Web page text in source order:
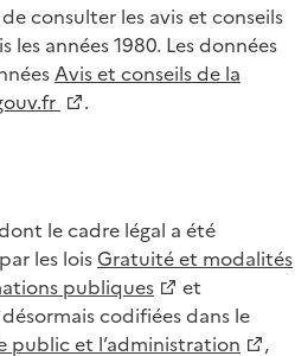
consulter les avis et conseils
années 1980. Les données
Avis et conseils de la
.
le cadre légal a été
les loisGratuité et modalités
publiques
et
désormais codifiées dans le
public et l’administration
,